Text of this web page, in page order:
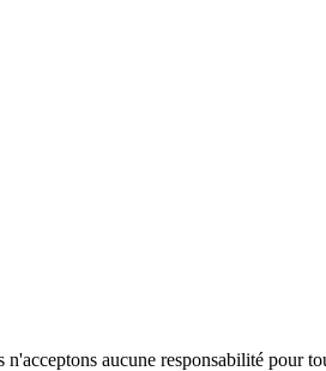
aucune responsabilité pour